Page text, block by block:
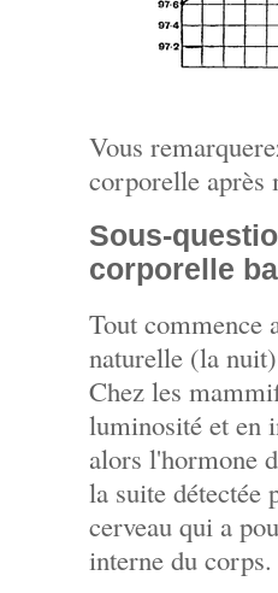
Vous
corporelle après
Sous-
corporelle
Tout commence
naturelle (la
Chez les
luminosité et en
alors l'hormone
la suite détectée
cerveau qui a
interne du corps.